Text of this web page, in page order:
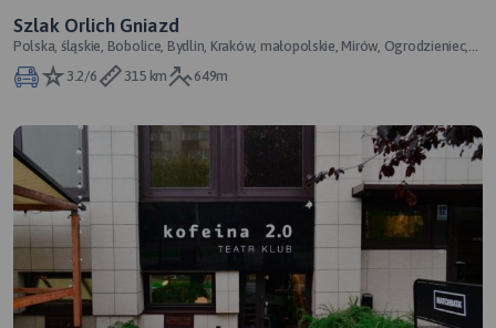
Szlak Orlich Gniazd
Polska, śląskie, Bobolice, Bydlin, Kraków, małopolskie, Mirów, Ogrodzieniec,
Ojców, Olsztyn, Pieskow
3.2/6
315 km 649m